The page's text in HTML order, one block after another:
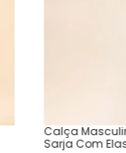
Calça
Sarja Com